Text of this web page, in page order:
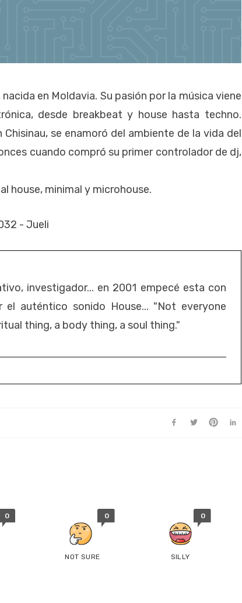
en Moldavia. Su pasión por la música viene
desde breakbeat y house hasta techno.
se enamoró del ambiente de la vida del
cuando compró su primer controlador de dj,
house, minimal y microhouse.
investigador... en 2001 empecé esta con
auténtico sonido House... "Not everyone
thing, a body thing, a soul thing."
0 0
NOT SURE
0
SILLY